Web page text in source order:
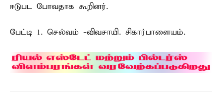
ஈடுபட போவதாக கூறினர்.
பேட்டி 1. செல்வம் -விவசாயி. சிகார்பாளையம்.